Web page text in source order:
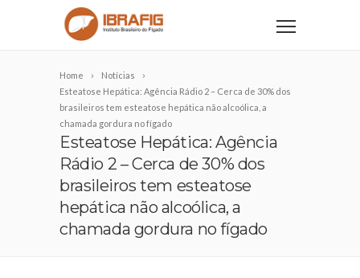
Home
Notícias
Esteatose Hepática: Agência Rádio 2 – Cerca de 30% dos
brasileiros tem esteatose hepática não alcoólica, a
chamada gordura no fígado
Esteatose Hepática: Agência
Rádio 2 – Cerca de 30% dos
brasileiros tem esteatose
hepática não alcoólica, a
chamada gordura no fígado